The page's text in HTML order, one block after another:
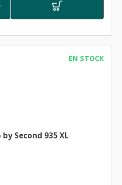
EN STOCK
Second 935 XL